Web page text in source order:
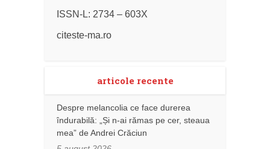
ISSN-L: 2734 – 603X
citeste-ma.ro
articole recente
Despre melancolia ce face durerea
îndurabilă: „Și n-ai rămas pe cer, steaua
mea” de Andrei Crăciun